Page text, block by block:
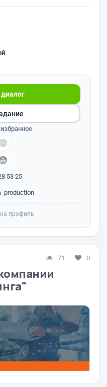
53 25
профиль
71 0